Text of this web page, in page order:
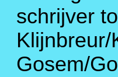
schrijver
Gosem/